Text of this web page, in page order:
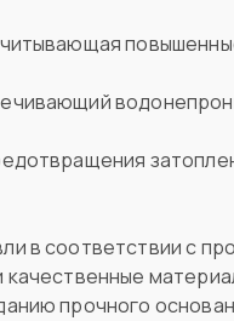
в соответствии с
прочного